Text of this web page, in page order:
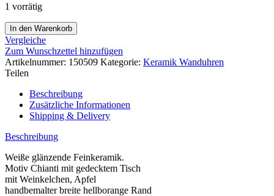
1 vorrätig
In den Warenkorb
Vergleiche
Zum Wunschzettel hinzufügen
Artikelnummer: 150509 Kategorie: Keramik Wanduhren
Teilen
Beschreibung
Zusätzliche Informationen
Shipping & Delivery
Beschreibung
Weiße glänzende Feinkeramik.
Motiv Chianti mit gedecktem Tisch
mit Weinkelchen, Apfel
handbemalter breite hellborange Rand